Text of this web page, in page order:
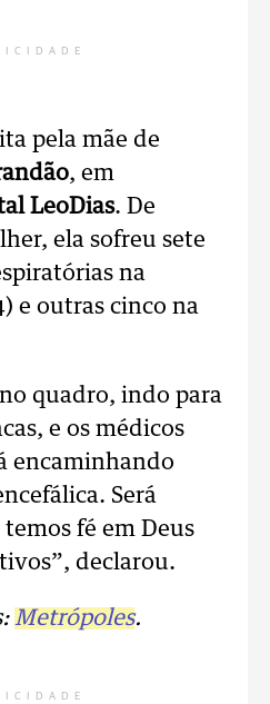
pela mãe de
, em
LeoDias. De
ela sofreu sete
na
e outras cinco na
quadro, indo para
e os médicos
encaminhando
Será
fé em Deus
declarou.
Metrópoles.